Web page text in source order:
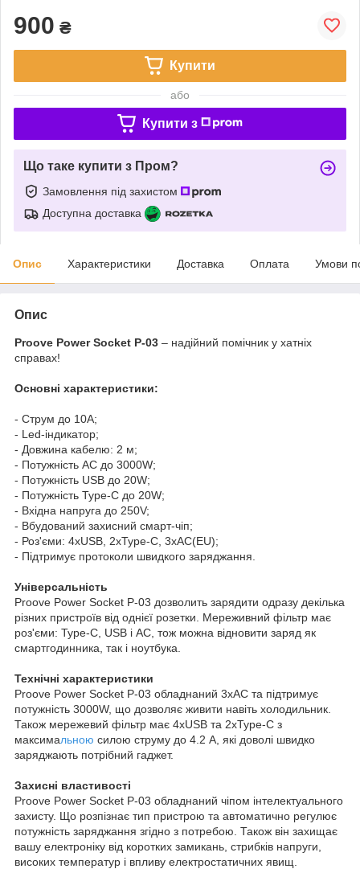
900 ₴
Купити
або
Купити з
Що таке купити з Пром?
Замовлення під захистом
Доступна доставка
Опис Характеристики Доставка Оплата Умови
Опис
Proove Power Socket P-03 – надійний помічник у хатніх
справах!
Основні характеристики:
- Струм до 10А;
- Led-індикатор;
- Довжина кабелю: 2 м;
- Потужність AC до 3000W;
- Потужність USB до 20W;
- Потужність Type-C до 20W;
- Вхідна напруга до 250V;
- Вбудований захисний смарт-чіп;
- Роз'єми: 4xUSB, 2xТуре-С, 3xAC(EU);
- Підтримує протоколи швидкого заряджання.
Універсальність
Proove Power Socket P-03 дозволить зарядити одразу декілька
різних пристроїв від однієї розетки. Мереживний фільтр має
роз'єми: Type-C, USB і AC, тож можна відновити заряд як
смартгодинника, так і ноутбука.
Технічні характеристики
Proove Power Socket P-03 обладнаний 3xAC та підтримує
потужність 3000W, що дозволяє живити навіть холодильник.
Також мережевий фільтр має 4xUSB та 2xType-C з
максимальною силою струму до 4.2 А, які доволі швидко
заряджають потрібний гаджет.
Захисні властивості
Proove Power Socket P-03 обладнаний чіпом інтелектуального
захисту. Що розпізнає тип пристрою та автоматично регулює
потужність заряджання згідно з потребою. Також він захищає
вашу електроніку від коротких замикань, стрибків напруги,
високих температур і впливу електростатичних явищ.